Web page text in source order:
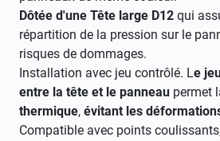
Dôtée d'une Tête large D12 qui
répartition de la pression sur le
risques de dommages.
Installation avec jeu contrôlé. Le
entre la tête et le panneau permet
thermique, évitant les
Compatible avec points